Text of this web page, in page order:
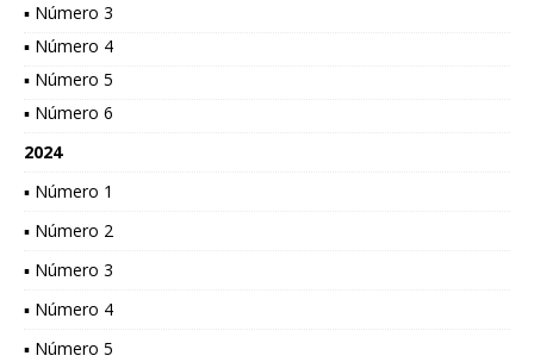
▪ Número 3
▪ Número 4
▪ Número 5
▪ Número 6
2024
▪ Número 1
▪ Número 2
▪ Número 3
▪ Número 4
▪ Número 5